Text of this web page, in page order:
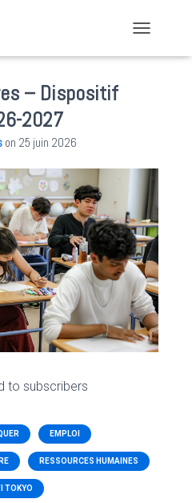
– Dispositif
2027
on 25 juin 2026
to subscribers
EMPLOI
RESSOURCES HUMAINES
TOKYO